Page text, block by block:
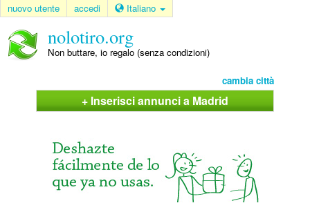
nuovo utente accedi Italiano
nolotiro.org
Non buttare, io regalo (senza condizioni)
cambia città
+ Inserisci annunci a Madrid